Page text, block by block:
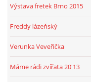
Výstava fretek Brno 2015
Freddy lázeňský
Verunka Veveřička
Máme rádi zvířata 20'13